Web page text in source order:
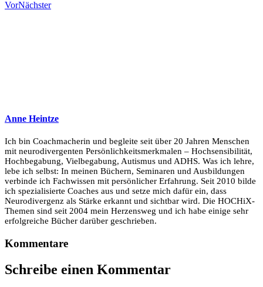
VorNächster
Anne Heintze
Ich bin Coachmacherin und begleite seit über 20 Jahren Menschen
mit neurodivergenten Persönlichkeitsmerkmalen – Hochsensibilität,
Hochbegabung, Vielbegabung, Autismus und ADHS. Was ich lehre,
lebe ich selbst: In meinen Büchern, Seminaren und Ausbildungen
verbinde ich Fachwissen mit persönlicher Erfahrung. Seit 2010 bilde
ich spezialisierte Coaches aus und setze mich dafür ein, dass
Neurodivergenz als Stärke erkannt und sichtbar wird. Die HOCHiX-
Themen sind seit 2004 mein Herzensweg und ich habe einige sehr
erfolgreiche Bücher darüber geschrieben.
Kommentare
Schreibe einen Kommentar